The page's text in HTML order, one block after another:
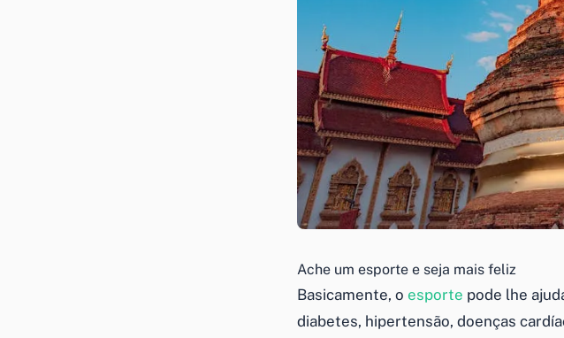
Ache um esporte e seja mais feliz
Basicamente, o esporte pode lhe
diabetes, hipertensão, doenças